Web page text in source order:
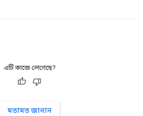
এটি কাজে লেগেছে?
মতামত জানান